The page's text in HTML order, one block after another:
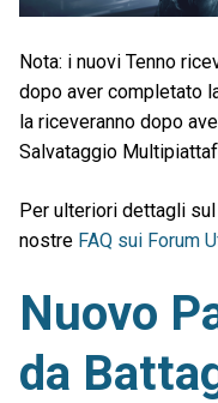
Nota: i nuovi Tenno
dopo aver completato
la riceveranno dopo
Salvataggio
Per ulteriori dettagli
nostre FAQ sui Forum
Nuovo
da